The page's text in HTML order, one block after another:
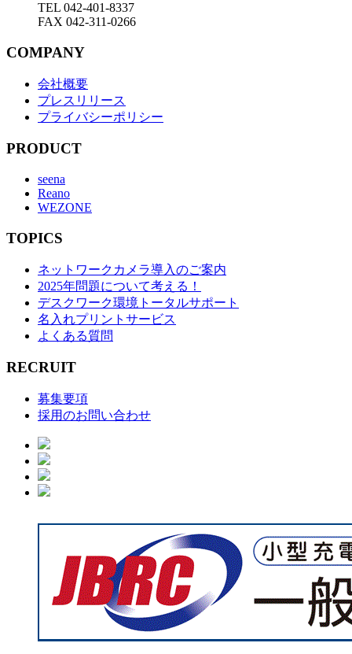
TEL 042-401-8337
FAX 042-311-0266
COMPANY
会社概要
プレスリリース
プライバシーポリシー
PRODUCT
seena
Reano
WEZONE
TOPICS
ネットワークカメラ導入のご案内
2025年問題について考える！
デスクワーク環境トータルサポート
名入れプリントサービス
よくある質問
RECRUIT
募集要項
採用のお問い合わせ